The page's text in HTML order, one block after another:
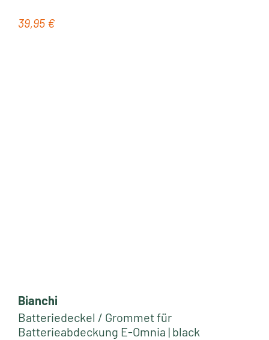
Regulärer Preis:
39,95 €
Bianchi
Batteriedeckel / Grommet für
Batterieabdeckung E-Omnia | black